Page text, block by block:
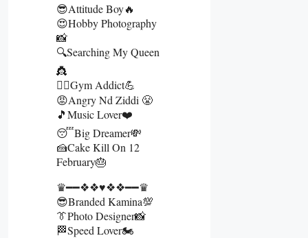
😎Attitude Boy🔥
😍Hobby Photography
📸
🔍Searching My Queen
👸
🏋️‍♂️Gym Addict💪
😡Angry Nd Ziddi 😤
🎵Music Lover❤️
😴Big Dreamer💸
🍰Cake Kill On 12
February🎂
♛━━❖❖♥❖❖━━♛
😎Branded Kamina💯
👔Photo Designer📸
🏁Speed Lover🏍